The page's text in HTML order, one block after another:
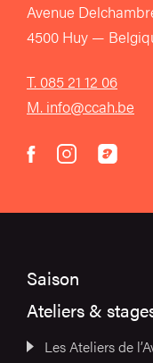
Avenue
4500 Huy —
T. 085 21 12 06
M. info@ccah.be
facebook
instagram
acast
Saison
Ateliers &
Les Ateliers de